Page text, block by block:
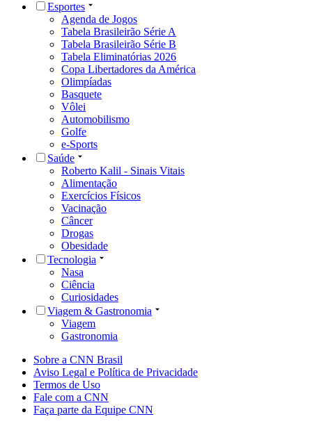
Esportes
Agenda de Jogos
Tabela Brasileirão Série A
Tabela Brasileirão Série B
Tabela Eliminatórias 2026
Copa Libertadores da América
Olimpíadas
Basquete
Vôlei
Automobilismo
Golfe
e-Sports
Saúde
Roberto Kalil - Sinais Vitais
Alimentação
Exercícios Físicos
Vacinação
Câncer
Drogas
Obesidade
Tecnologia
Nasa
Ciência
Curiosidades
Viagem & Gastronomia
Viagem
Gastronomia
Sobre a CNN Brasil
Aviso Legal e Política de Privacidade
Termos de Uso
Fale com a CNN
Faça parte da Equipe CNN